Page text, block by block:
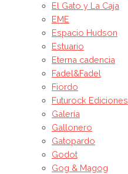
El Gato y La Caja
EME
Espacio Hudson
Estuario
Eterna cadencia
Fadel&Fadel
Fiordo
Futurock Ediciones
Galería
Gallonero
Gatopardo
Godot
Gog & Magog